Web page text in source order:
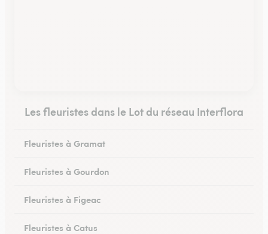
Les fleuristes dans le Lot du réseau Interflora
Fleuristes à Gramat
Fleuristes à Gourdon
Fleuristes à Figeac
Fleuristes à Catus